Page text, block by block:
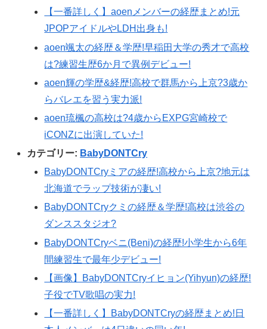
【一番詳しく】aoenメンバーの経歴まとめ!元
JPOPアイドルやLDH出身も!
aoen颯太の経歴＆学歴!早稲田大学の秀才で高校
は?練習生歴6か月で異例デビュー!
aoen輝の学歴&経歴!高校で群馬から上京?3歳か
らバレエを習う実力派!
aoen琉楓の高校は?4歳からEXPG宮崎校で
iCONZに出演していた!
カテゴリー: BabyDONTCry
BabyDONTCryミアの経歴!高校から上京?地元は
北海道でラップ技術が凄い!
BabyDONTCryクミの経歴＆学歴!高校は渋谷の
ダンススタジオ?
BabyDONTCryベニ(Beni)の経歴!小学生から6年
間練習生で最年少デビュー!
【画像】BabyDONTCryイヒョン(Yihyun)の経歴!
子役でTV歌唱の実力!
【一番詳しく】BabyDONTCryの経歴まとめ!日